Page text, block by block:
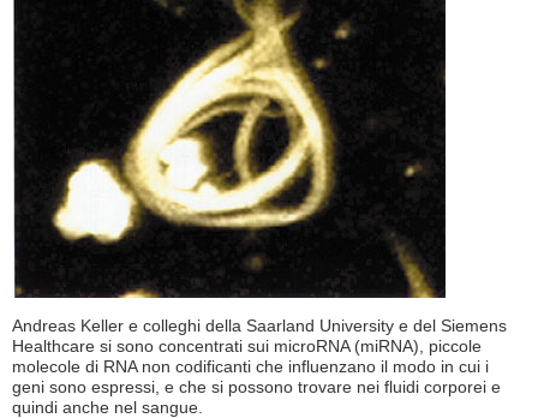
Andreas Keller e colleghi della Saarland University e del Siemens
Healthcare si sono concentrati sui microRNA (miRNA), piccole
molecole di RNA non codificanti che influenzano il modo in cui i
geni sono espressi, e che si possono trovare nei fluidi corporei e
quindi anche nel sangue.